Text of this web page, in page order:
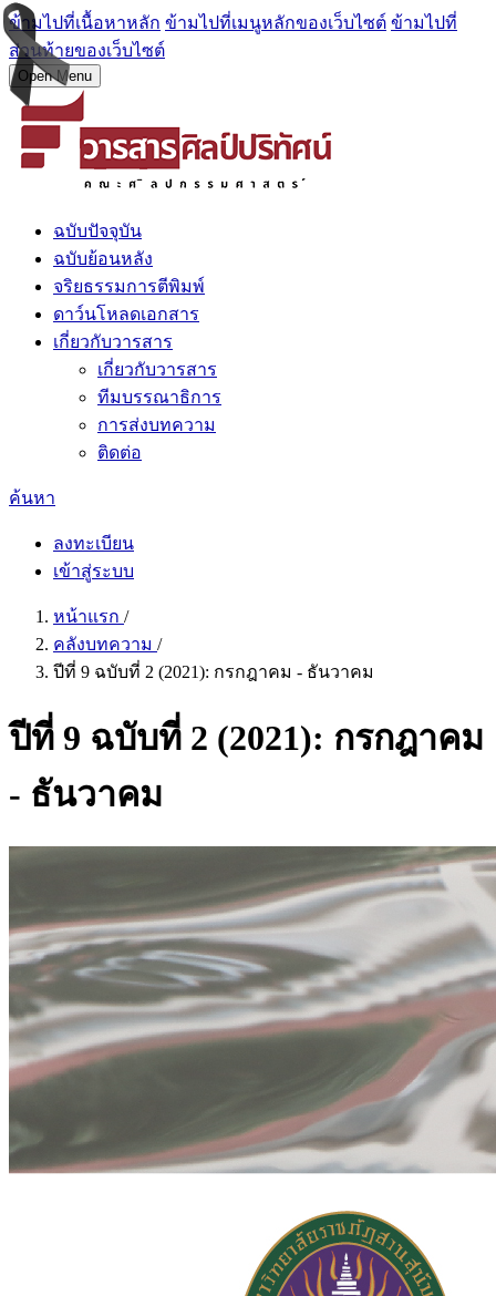
ข้ามไปที่เนื้อหาหลัก ข้ามไปที่เมนูหลักของเว็บไซต์ ข้ามไปที่
ส่วนท้ายของเว็บไซต์
Open Menu
ฉบับปัจจุบัน
ฉบับย้อนหลัง
จริยธรรมการตีพิมพ์
ดาว์นโหลดเอกสาร
เกี่ยวกับวารสาร
เกี่ยวกับวารสาร
ทีมบรรณาธิการ
การส่งบทความ
ติดต่อ
ค้นหา
ลงทะเบียน
เข้าสู่ระบบ
หน้าแรก /
คลังบทความ /
ปีที่ 9 ฉบับที่ 2 (2021): กรกฎาคม - ธันวาคม
ปีที่ 9 ฉบับที่ 2 (2021): กรกฎาคม
- ธันวาคม